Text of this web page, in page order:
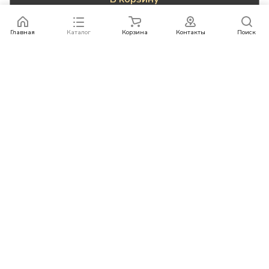
Главная Каталог Корзина Контакты Поиск